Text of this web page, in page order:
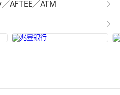
AFTEE／ATM